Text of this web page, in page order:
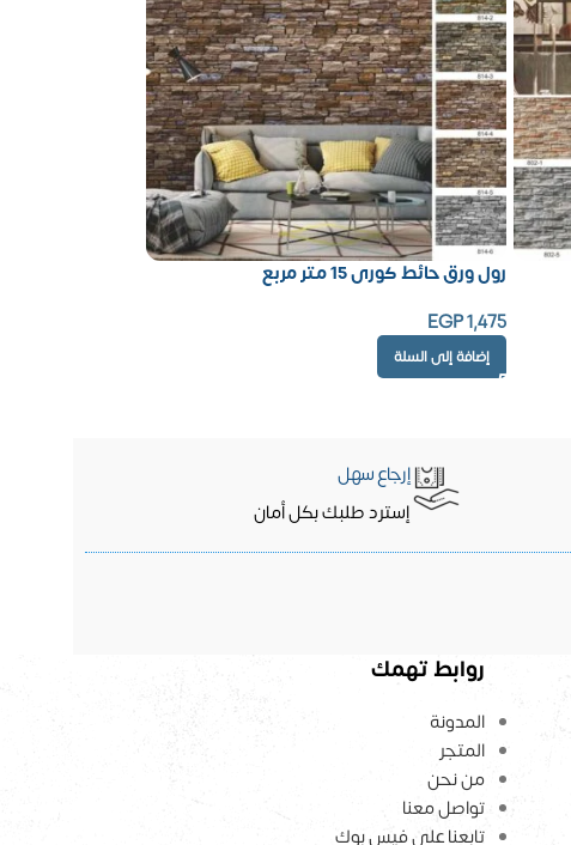
رول ورق حائط كورى 15 متر مربع
EGP1,475
إضافة إلى السلة
إرجاع سهل
إسترد طلبك بكل أمان
روابط تهمك
المدونة
المتجر
من نحن
تواصل معنا
تابعنا على فيس بوك